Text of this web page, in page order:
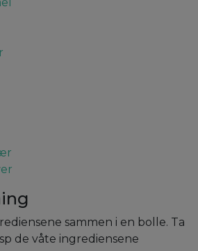
sammen i en bolle. Ta
de våte ingrediensene